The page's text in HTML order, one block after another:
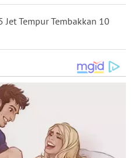
Jet Tempur Tembakkan 10